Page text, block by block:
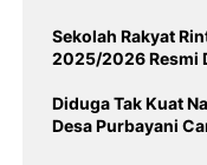
‎Sekolah Rakyat
Diduga Tak Kuat
Desa Purbayani